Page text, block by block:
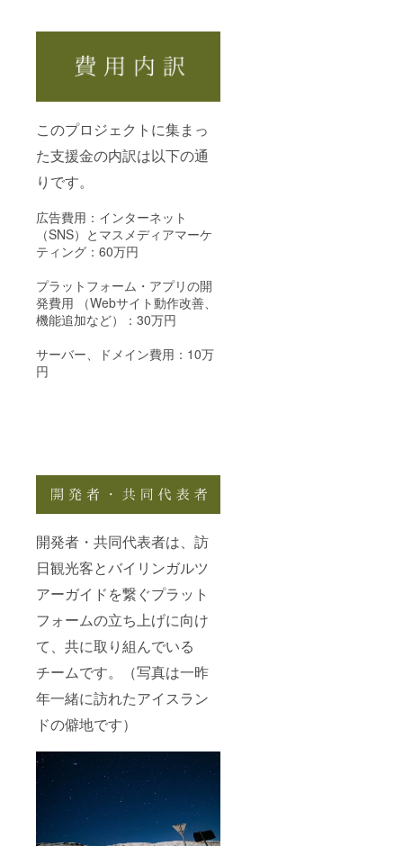
このプロジェクトに集まっ
た支援金の内訳は以下の通
りです。
広告費用：インターネット
（SNS）とマスメディアマーケ
ティング：60万円
プラットフォーム・アプリの開
発費用 （Webサイト動作改善、
機能追加など）：30万円
サーバー、ドメイン費用：10万
円
開発者・共同代表者は、訪
日観光客とバイリンガルツ
アーガイドを繋ぐプラット
フォームの立ち上げに向け
て、共に取り組んでいる
チームです。（写真は一昨
年一緒に訪れたアイスラン
ドの僻地です）